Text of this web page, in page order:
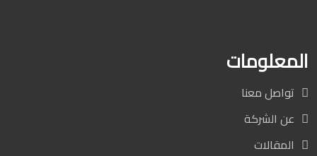
المعلومات
تواصل معنا
عن الشركة
المقالات